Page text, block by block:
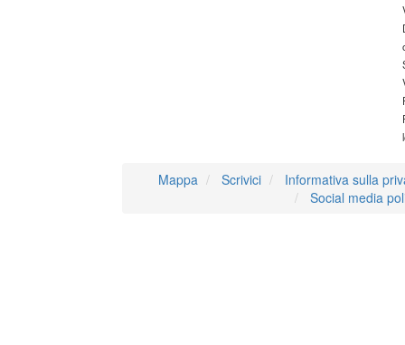
Mappa Scrivici
Informativa sulla
Social media